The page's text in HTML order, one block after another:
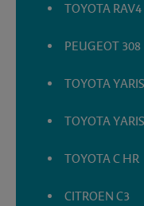
TOYOTA RAV4
PEUGEOT 308
TOYOTA
TOYOTA YARIS
TOYOTA C HR
CITROEN C3